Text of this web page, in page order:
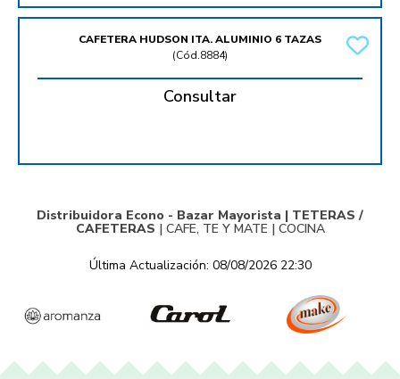
CAFETERA HUDSON ITA. ALUMINIO 6 TAZAS
(Cód.8884)
Consultar
Distribuidora Econo - Bazar Mayorista | TETERAS /
CAFETERAS | CAFE, TE Y MATE | COCINA
Última Actualización: 08/08/2026 22:30